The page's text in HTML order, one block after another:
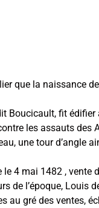
que la naissance
Boucicault, fit édifier
les assauts des
une tour d’angle
4 mai 1482 , vente
de l’époque, Louis
au gré des ventes,